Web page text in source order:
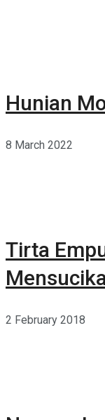
Hunian
8 March 2022
Tirta
2 February 2018